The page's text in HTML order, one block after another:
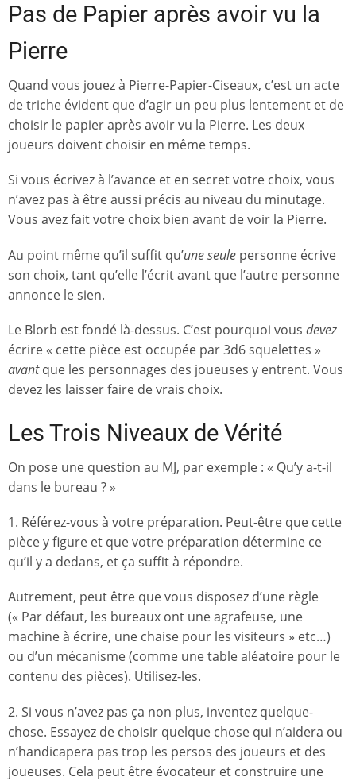
Pas de Papier après avoir vu la
Pierre
Quand vous jouez à Pierre-Papier-Ciseaux, c’est un acte
de triche évident que d’agir un peu plus lentement et de
choisir le papier après avoir vu la Pierre. Les deux
joueurs doivent choisir en même temps.
Si vous écrivez à l’avance et en secret votre choix, vous
n’avez pas à être aussi précis au niveau du minutage.
Vous avez fait votre choix bien avant de voir la Pierre.
Au point même qu’il suffit qu’une seule personne écrive
son choix, tant qu’elle l’écrit avant que l’autre personne
annonce le sien.
Le Blorb est fondé là-dessus. C’est pourquoi vous devez
écrire « cette pièce est occupée par 3d6 squelettes »
avantque les personnages des joueuses y entrent. Vous
devez les laisser faire de vrais choix.
Les Trois Niveaux de Vérité
On pose une question au MJ, par exemple : « Qu’y a-t-il
dans le bureau ? »
1. Référez-vous à votre préparation. Peut-être que cette
pièce y figure et que votre préparation détermine ce
qu’il y a dedans, et ça suffit à répondre.
Autrement, peut être que vous disposez d’une règle
(« Par défaut, les bureaux ont une agrafeuse, une
machine à écrire, une chaise pour les visiteurs » etc…)
ou d’un mécanisme (comme une table aléatoire pour le
contenu des pièces). Utilisez-les.
2. Si vous n’avez pas ça non plus, inventez quelque-
chose. Essayez de choisir quelque chose qui n’aidera ou
n’handicapera pas trop les persos des joueurs et des
joueuses. Cela peut être évocateur et construire une